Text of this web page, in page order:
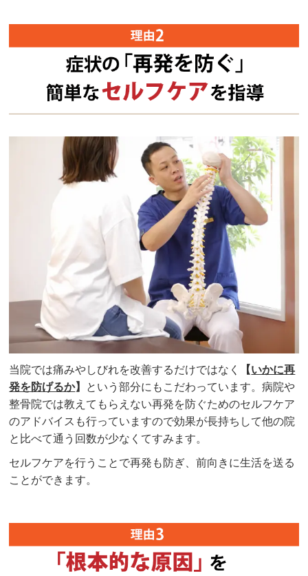
当院では痛みやしびれを改善するだけではなく 【いかに再
発を防げるか】 という部分にもこだわっています。病院や
整骨院では教えてもらえない再発を防ぐためのセルフケア
のアドバイスも行っていますので効果が長持ちして他の院
と比べて通う回数が少なくてすみます。
セルフケアを行うことで再発も防ぎ、前向きに生活を送る
ことができます。